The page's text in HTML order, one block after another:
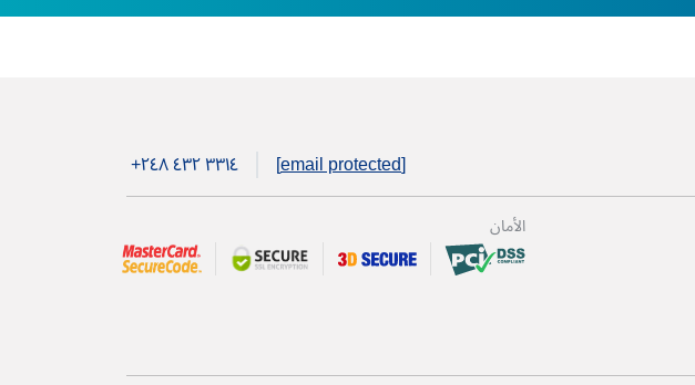
[email protected] +۲٤۸ ٤۳۲ ۳۳۱٤
الأمان